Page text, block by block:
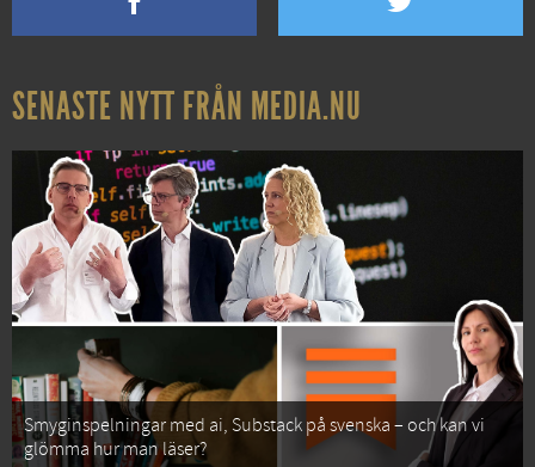
SENASTE NYTT FRÅN MEDIA.NU
Smyginspelningar med ai, Substack på svenska – och kan vi
glömma hur man läser?